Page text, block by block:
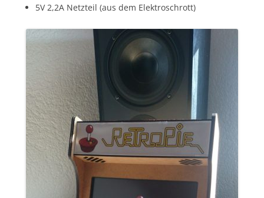
5V 2,2A Netzteil (aus dem Elektroschrott)